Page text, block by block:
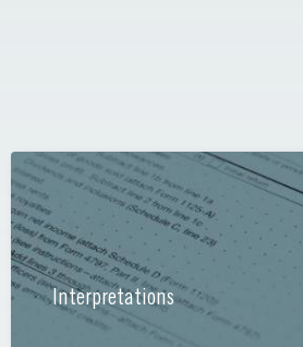
Interpretations